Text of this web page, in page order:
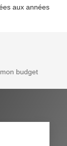
aux années
budget